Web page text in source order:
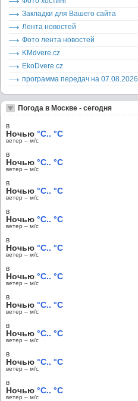
Закладки для Вашего сайта
Лента новостей
Фото лента новостей
KMdvere.cz
EkoDvere.cz
программа передач на 07.08.2026
Погода в Москве - сегодня
в
Ночью °C.. °C
ветер – м/c
в
Ночью °C.. °C
ветер – м/c
в
Ночью °C.. °C
ветер – м/c
в
Ночью °C.. °C
ветер – м/c
в
Ночью °C.. °C
ветер – м/c
в
Ночью °C.. °C
ветер – м/c
в
Ночью °C.. °C
ветер – м/c
в
Ночью °C.. °C
ветер – м/c
в
Ночью °C.. °C
ветер – м/c
в
Ночью °C.. °C
ветер – м/c